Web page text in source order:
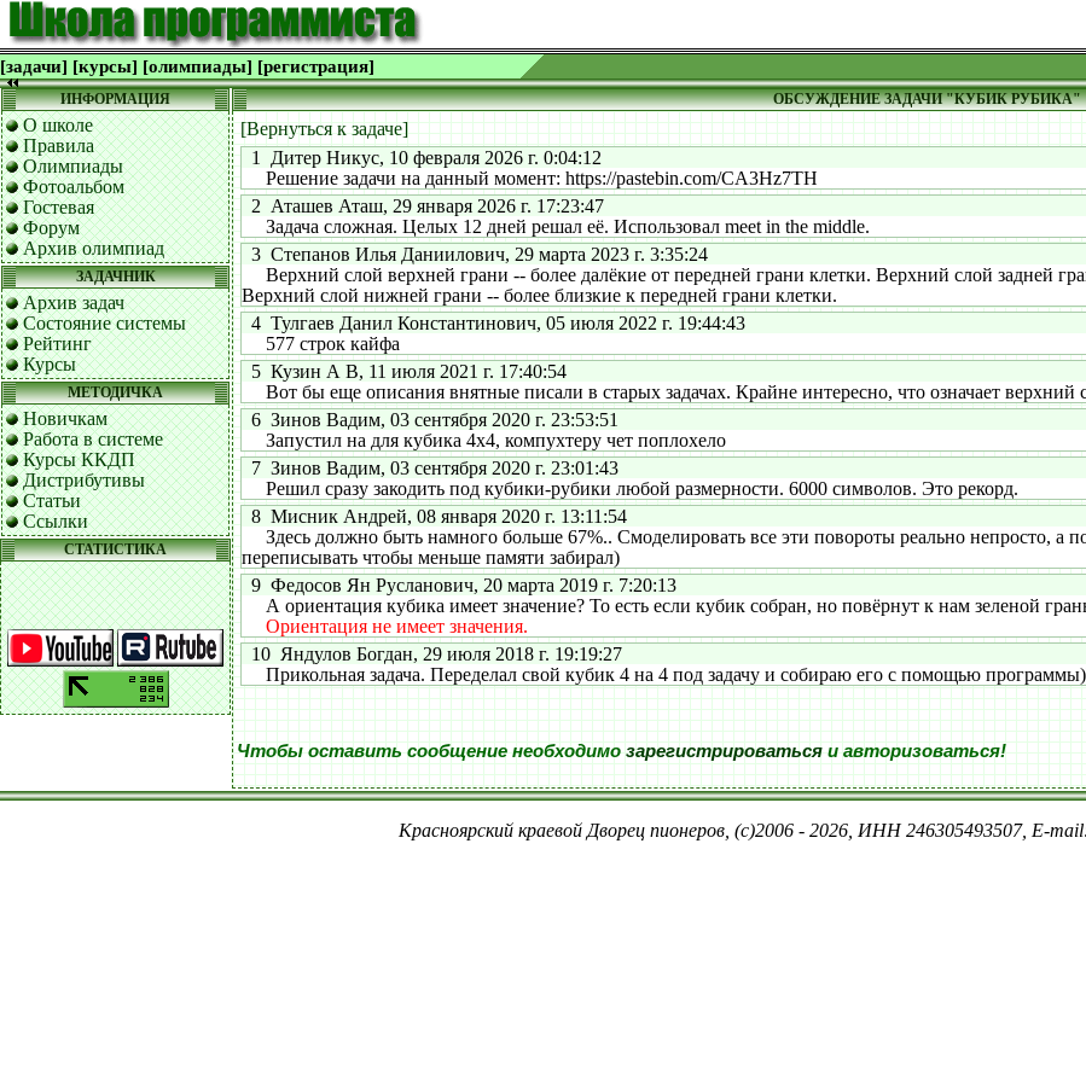
[задачи] [курсы] [олимпиады] [регистрация]
ИНФОРМАЦИЯ
О школе
Правила
Олимпиады
Фотоальбом
Гостевая
Форум
Архив олимпиад
ЗАДАЧНИК
Архив задач
Состояние системы
Рейтинг
Курсы
МЕТОДИЧКА
Новичкам
Работа в системе
Курсы ККДП
Дистрибутивы
Статьи
Ссылки
СТАТИСТИКА
ОБСУЖДЕНИЕ ЗАДАЧИ "КУБИК РУБИКА"
[Вернуться к задаче]
1 Дитер Никус, 10 февраля 2026 г. 0:04:12
Решение задачи на данный момент: https://pastebin.com/CA3Hz7TH
2 Аташев Аташ, 29 января 2026 г. 17:23:47
Задача сложная. Целых 12 дней решал её. Использовал meet in the middle.
3 Степанов Илья Даниилович, 29 марта 2023 г. 3:35:24
Верхний слой верхней грани -- более далёкие от передней грани клетки. Верхний слой задней
Верхний слой нижней грани -- более близкие к передней грани клетки.
4 Тулгаев Данил Константинович, 05 июля 2022 г. 19:44:43
577 строк кайфа
5 Кузин А В, 11 июля 2021 г. 17:40:54
Вот бы еще описания внятные писали в старых задачах. Крайне интересно, что означает верхний
6 Зинов Вадим, 03 сентября 2020 г. 23:53:51
Запустил на для кубика 4х4, компухтеру чет поплохело
7 Зинов Вадим, 03 сентября 2020 г. 23:01:43
Решил сразу закодить под кубики-рубики любой размерности. 6000 символов. Это рекорд.
8 Мисник Андрей, 08 января 2020 г. 13:11:54
Здесь должно быть намного больше 67%.. Смоделировать все эти повороты реально непросто, а
переписывать чтобы меньше памяти забирал)
9 Федосов Ян Русланович, 20 марта 2019 г. 7:20:13
А ориентация кубика имеет значение? То есть если кубик собран, но повёрнут к нам зеленой
Ориентация не имеет значения.
10 Яндулов Богдан, 29 июля 2018 г. 19:19:27
Прикольная задача. Переделал свой кубик 4 на 4 под задачу и собираю его с помощью
Чтобы оставить сообщение необходимозарегистрироватьсяи авторизоваться!
Красноярский краевой Дворец пионеров, (c)2006 - 2026, ИНН 246305493507, E-